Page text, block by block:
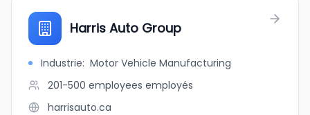
Harris Auto Group
Industrie: Motor Vehicle Manufacturing
201-500 employees employés
harrisauto.ca